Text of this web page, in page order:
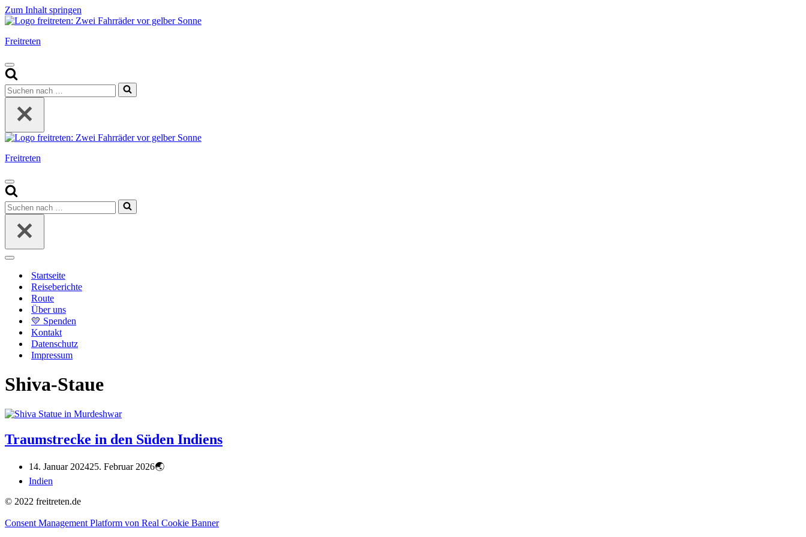
Zum Inhalt springen
Freitreten
Navigationsmenü
Suchen
nach …
Freitreten
Navigationsmenü
Suchen
nach …
Navigationsmenü
Startseite
Reiseberichte
Route
Über uns
💛 Spenden
Kontakt
Datenschutz
Impressum
Shiva-Staue
Traumstrecke in den Süden Indiens
14. Januar 202425. Februar 2026
Indien
© 2022 freitreten.de
Consent Management Platform von Real Cookie Banner